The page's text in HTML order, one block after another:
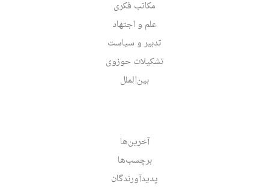
مکاتب فکری
علم و اجتهاد
تدبیر و سیاست
تشکیلات حوزوی
بین‌الملل
آخرین‌ها
برچسب‌ها
پدیدآورندگان